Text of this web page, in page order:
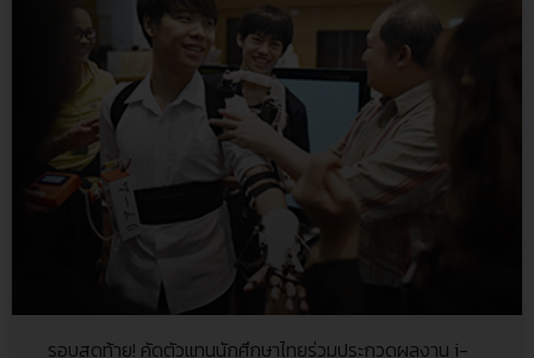
รอบสุดท้าย! คัดตัวแทนนักศึกษาไทยร่วมประกวดผลงาน i-